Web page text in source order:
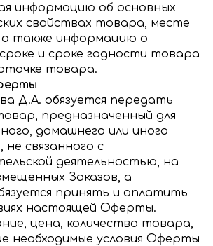
информацию об основных
свойствах товара, месте
а также информацию о
и сроке годности товара
товара.
Д.А. обязуется передать
предназначенный для
домашнего или иного
не связанного с
деятельностью, на
Заказов, а
принять и оплатить
настоящей Оферты.
цена, количество товара,
необходимые условия Оферты